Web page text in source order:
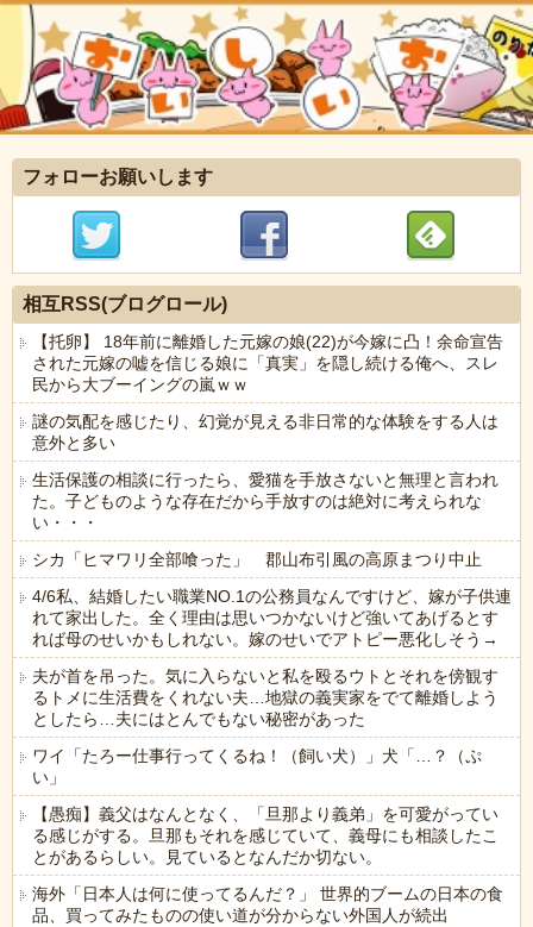
フォローお願いします
相互RSS(ブログロール)
【托卵】 18年前に離婚した元嫁の娘(22)が今嫁に凸！余命宣告
された元嫁の嘘を信じる娘に「真実」を隠し続ける俺へ、スレ
民から大ブーイングの嵐ｗｗ
謎の気配を感じたり、幻覚が見える非日常的な体験をする人は
意外と多い
生活保護の相談に行ったら、愛猫を手放さないと無理と言われ
た。子どものような存在だから手放すのは絶対に考えられな
い・・・
シカ「ヒマワリ全部喰った」 郡山布引風の高原まつり中止
4/6私、結婚したい職業NO.1の公務員なんですけど、嫁が子供連
れて家出した。全く理由は思いつかないけど強いてあげるとす
れば母のせいかもしれない。嫁のせいでアトピー悪化しそう→
夫が首を吊った。気に入らないと私を殴るウトとそれを傍観す
るトメに生活費をくれない夫…地獄の義実家をでて離婚しよう
としたら…夫にはとんでもない秘密があった
ワイ「たろー仕事行ってくるね！（飼い犬）」犬「…？（ぷ
い」
【愚痴】義父はなんとなく、「旦那より義弟」を可愛がってい
る感じがする。旦那もそれを感じていて、義母にも相談したこ
とがあるらしい。見ているとなんだか切ない。
海外「日本人は何に使ってるんだ？」 世界的ブームの日本の食
品、買ってみたものの使い道が分からない外国人が続出